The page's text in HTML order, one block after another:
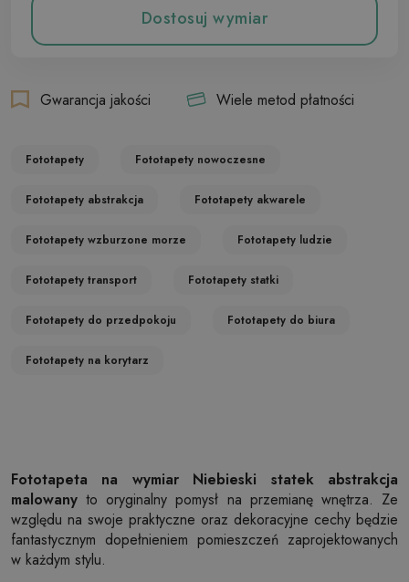
Dostosuj wymiar
Gwarancja jakości Wiele metod płatności
Fototapety Fototapety nowoczesne
Fototapety abstrakcja Fototapety akwarele
Fototapety wzburzone morze Fototapety ludzie
Fototapety transport Fototapety statki
Fototapety do przedpokoju Fototapety do biura
Fototapety na korytarz
Fototapeta na wymiar Niebieski statek abstrakcja
malowanyto oryginalny pomysł na przemianę wnętrza. Ze
względu na swoje praktyczne oraz dekoracyjne cechy będzie
fantastycznym dopełnieniem pomieszczeń zaprojektowanych
w każdym stylu.